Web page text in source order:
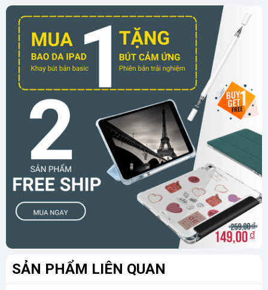
SẢN PHẨM LIÊN QUAN